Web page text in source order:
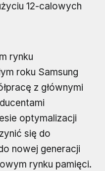
12-calowych
rynku
roku Samsung
z głównymi
optymalizacji
się do
nowej generacji
rynku pamięci.